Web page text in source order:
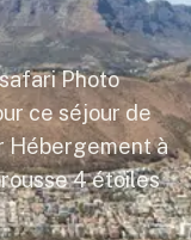
Photo
ce séjour de
Hébergement à
4 étoiles